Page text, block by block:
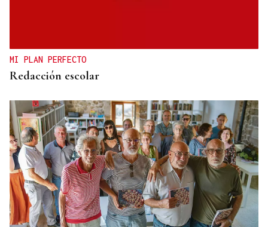
MI PLAN PERFECTO
Redacción escolar